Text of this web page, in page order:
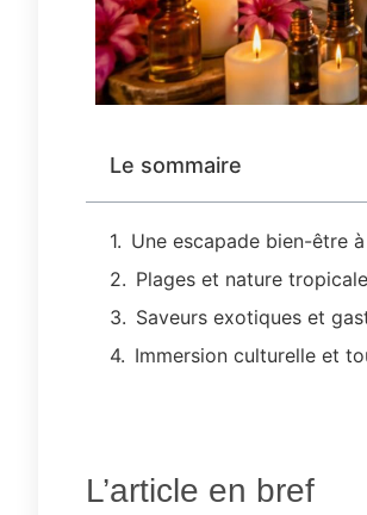
Le sommaire
Une escapade bien-être
Plages et nature
Saveurs exotiques et
Immersion culturelle et
L’article en bref